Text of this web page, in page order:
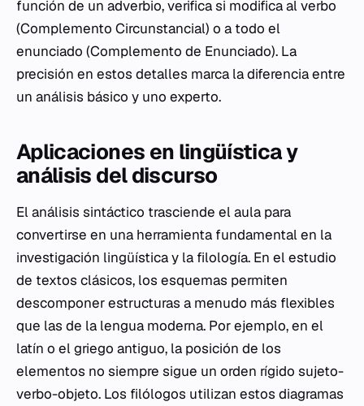
función de un adverbio, verifica si modifica al verbo
(Complemento Circunstancial) o a todo el
enunciado (Complemento de Enunciado). La
precisión en estos detalles marca la diferencia entre
un análisis básico y uno experto.
Aplicaciones en lingüística y
análisis del discurso
El análisis sintáctico trasciende el aula para
convertirse en una herramienta fundamental en la
investigación lingüística y la filología. En el estudio
de textos clásicos, los esquemas permiten
descomponer estructuras a menudo más flexibles
que las de la lengua moderna. Por ejemplo, en el
latín o el griego antiguo, la posición de los
elementos no siempre sigue un orden rígido sujeto-
verbo-objeto. Los filólogos utilizan estos diagramas